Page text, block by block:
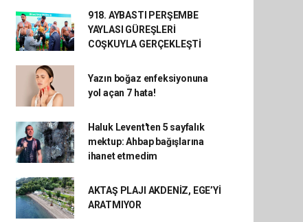
918. AYBASTI PERŞEMBE
YAYLASI GÜREŞLERİ
COŞKUYLA GERÇEKLEŞTİ
Yazın boğaz enfeksiyonuna
yol açan 7 hata!
Haluk Levent'ten 5 sayfalık
mektup: Ahbap bağışlarına
ihanet etmedim
AKTAŞ PLAJI AKDENİZ, EGE’Yİ
ARATMIYOR